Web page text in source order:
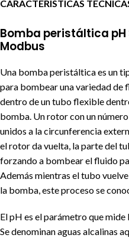
CARACTERÍSTICAS
Bomba peristáltica pH
Modbus
Una bomba peristáltica es un
para bombear una variedad de
dentro de un tubo flexible
bomba. Un rotor con un
unidos a la circunferencia
el rotor da vuelta, la parte del
forzando a bombear el fluido
Además mientras el tubo
la bomba, este proceso se
El pH es el parámetro que
Se denominan aguas alcalinas